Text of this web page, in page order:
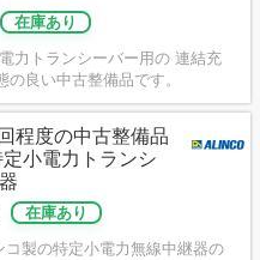
在庫あり
力トランシーバー用の 連結充
良い中古整備品です。
程度の中古整備品
小電力トランシ
在庫あり
コ製の特定小電力無線中継器の